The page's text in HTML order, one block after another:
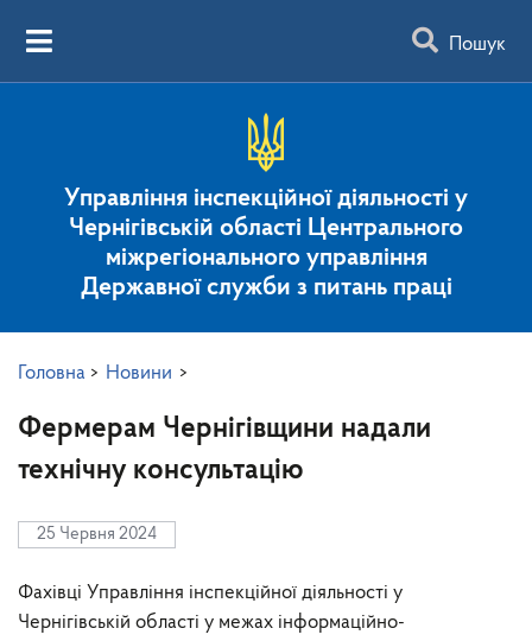
Пошук
Управління інспекційної діяльності у
Чернігівській області Центрального
міжрегіонального управління
Державної служби з питань праці
Головна > Новини >
Фермерам Чернігівщини надали
технічну консультацію
25 Червня 2024
Фахівці Управління інспекційної діяльності у
Чернігівській області у межах інформаційно-